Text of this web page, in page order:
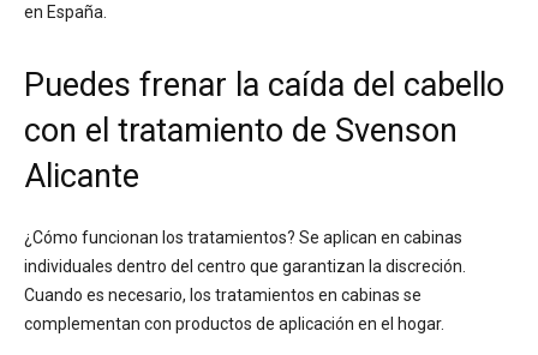
en España.
Puedes frenar la caída del cabello
con el tratamiento de Svenson
Alicante
¿Cómo funcionan los tratamientos? Se aplican en cabinas
individuales dentro del centro que garantizan la discreción.
Cuando es necesario, los tratamientos en cabinas se
complementan con productos de aplicación en el hogar.